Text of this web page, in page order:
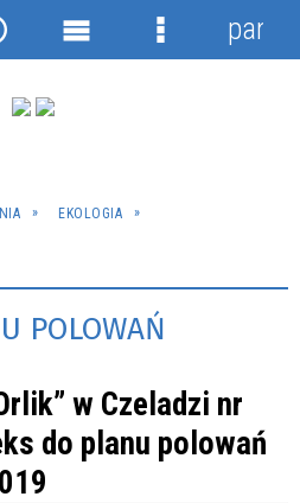
EKOLOGIA
POLOWAŃ
w Czeladzi nr
do planu polowań
Menu
Menu
panel